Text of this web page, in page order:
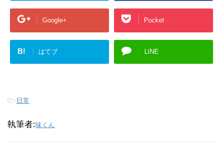
Google+ Pocket
B! はてブ LINE
-日常
執筆者:味くん